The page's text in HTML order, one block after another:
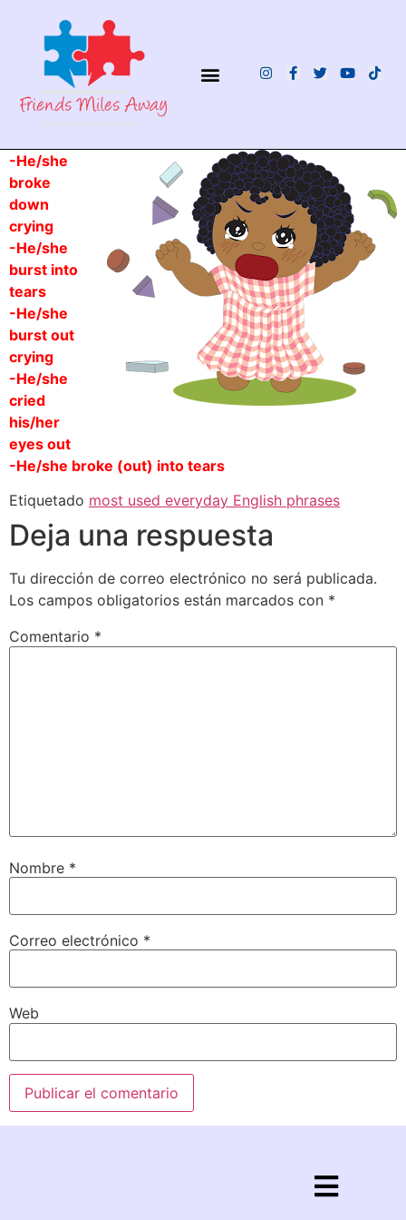
-He/she
broke
down
crying
-He/she
burst into
tears
-He/she
burst out
crying
-He/she
cried
his/her
eyes out
-He/she broke (out) into tears
Etiquetado most used everyday English phrases
Deja una respuesta
Tu dirección de correo electrónico no será publicada.
Los campos obligatorios están marcados con *
Comentario *
Nombre *
Correo electrónico *
Web